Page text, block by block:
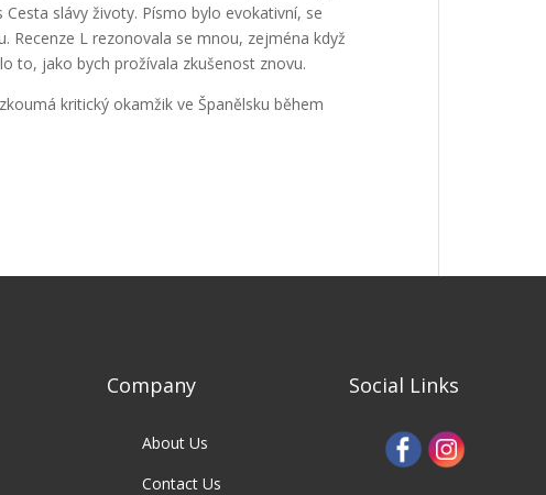
slávy životy. Písmo bylo evokativní, se
L rezonovala se mnou, zejména když
to, jako bych prožívala zkušenost znovu.
kritický okamžik ve Španělsku během
Company
About Us
Contact Us
Social Links